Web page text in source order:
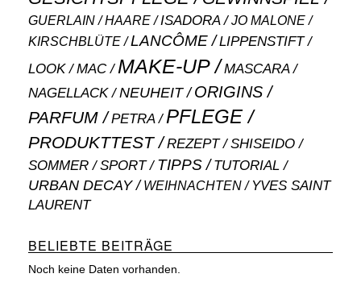
GUERLAIN HAARE ISADORA JO MALONE
KIRSCHBLÜTE LANCÔME LIPPENSTIFT
LOOK MAC MAKE-UP MASCARA
NAGELLACK NEUHEIT ORIGINS
PARFUM PETRA PFLEGE
PRODUKTTEST REZEPT SHISEIDO
SOMMER SPORT TIPPS TUTORIAL
URBAN DECAY WEIHNACHTEN
YVES SAINT
LAURENT
BELIEBTE BEITRÄGE
Noch keine Daten vorhanden.